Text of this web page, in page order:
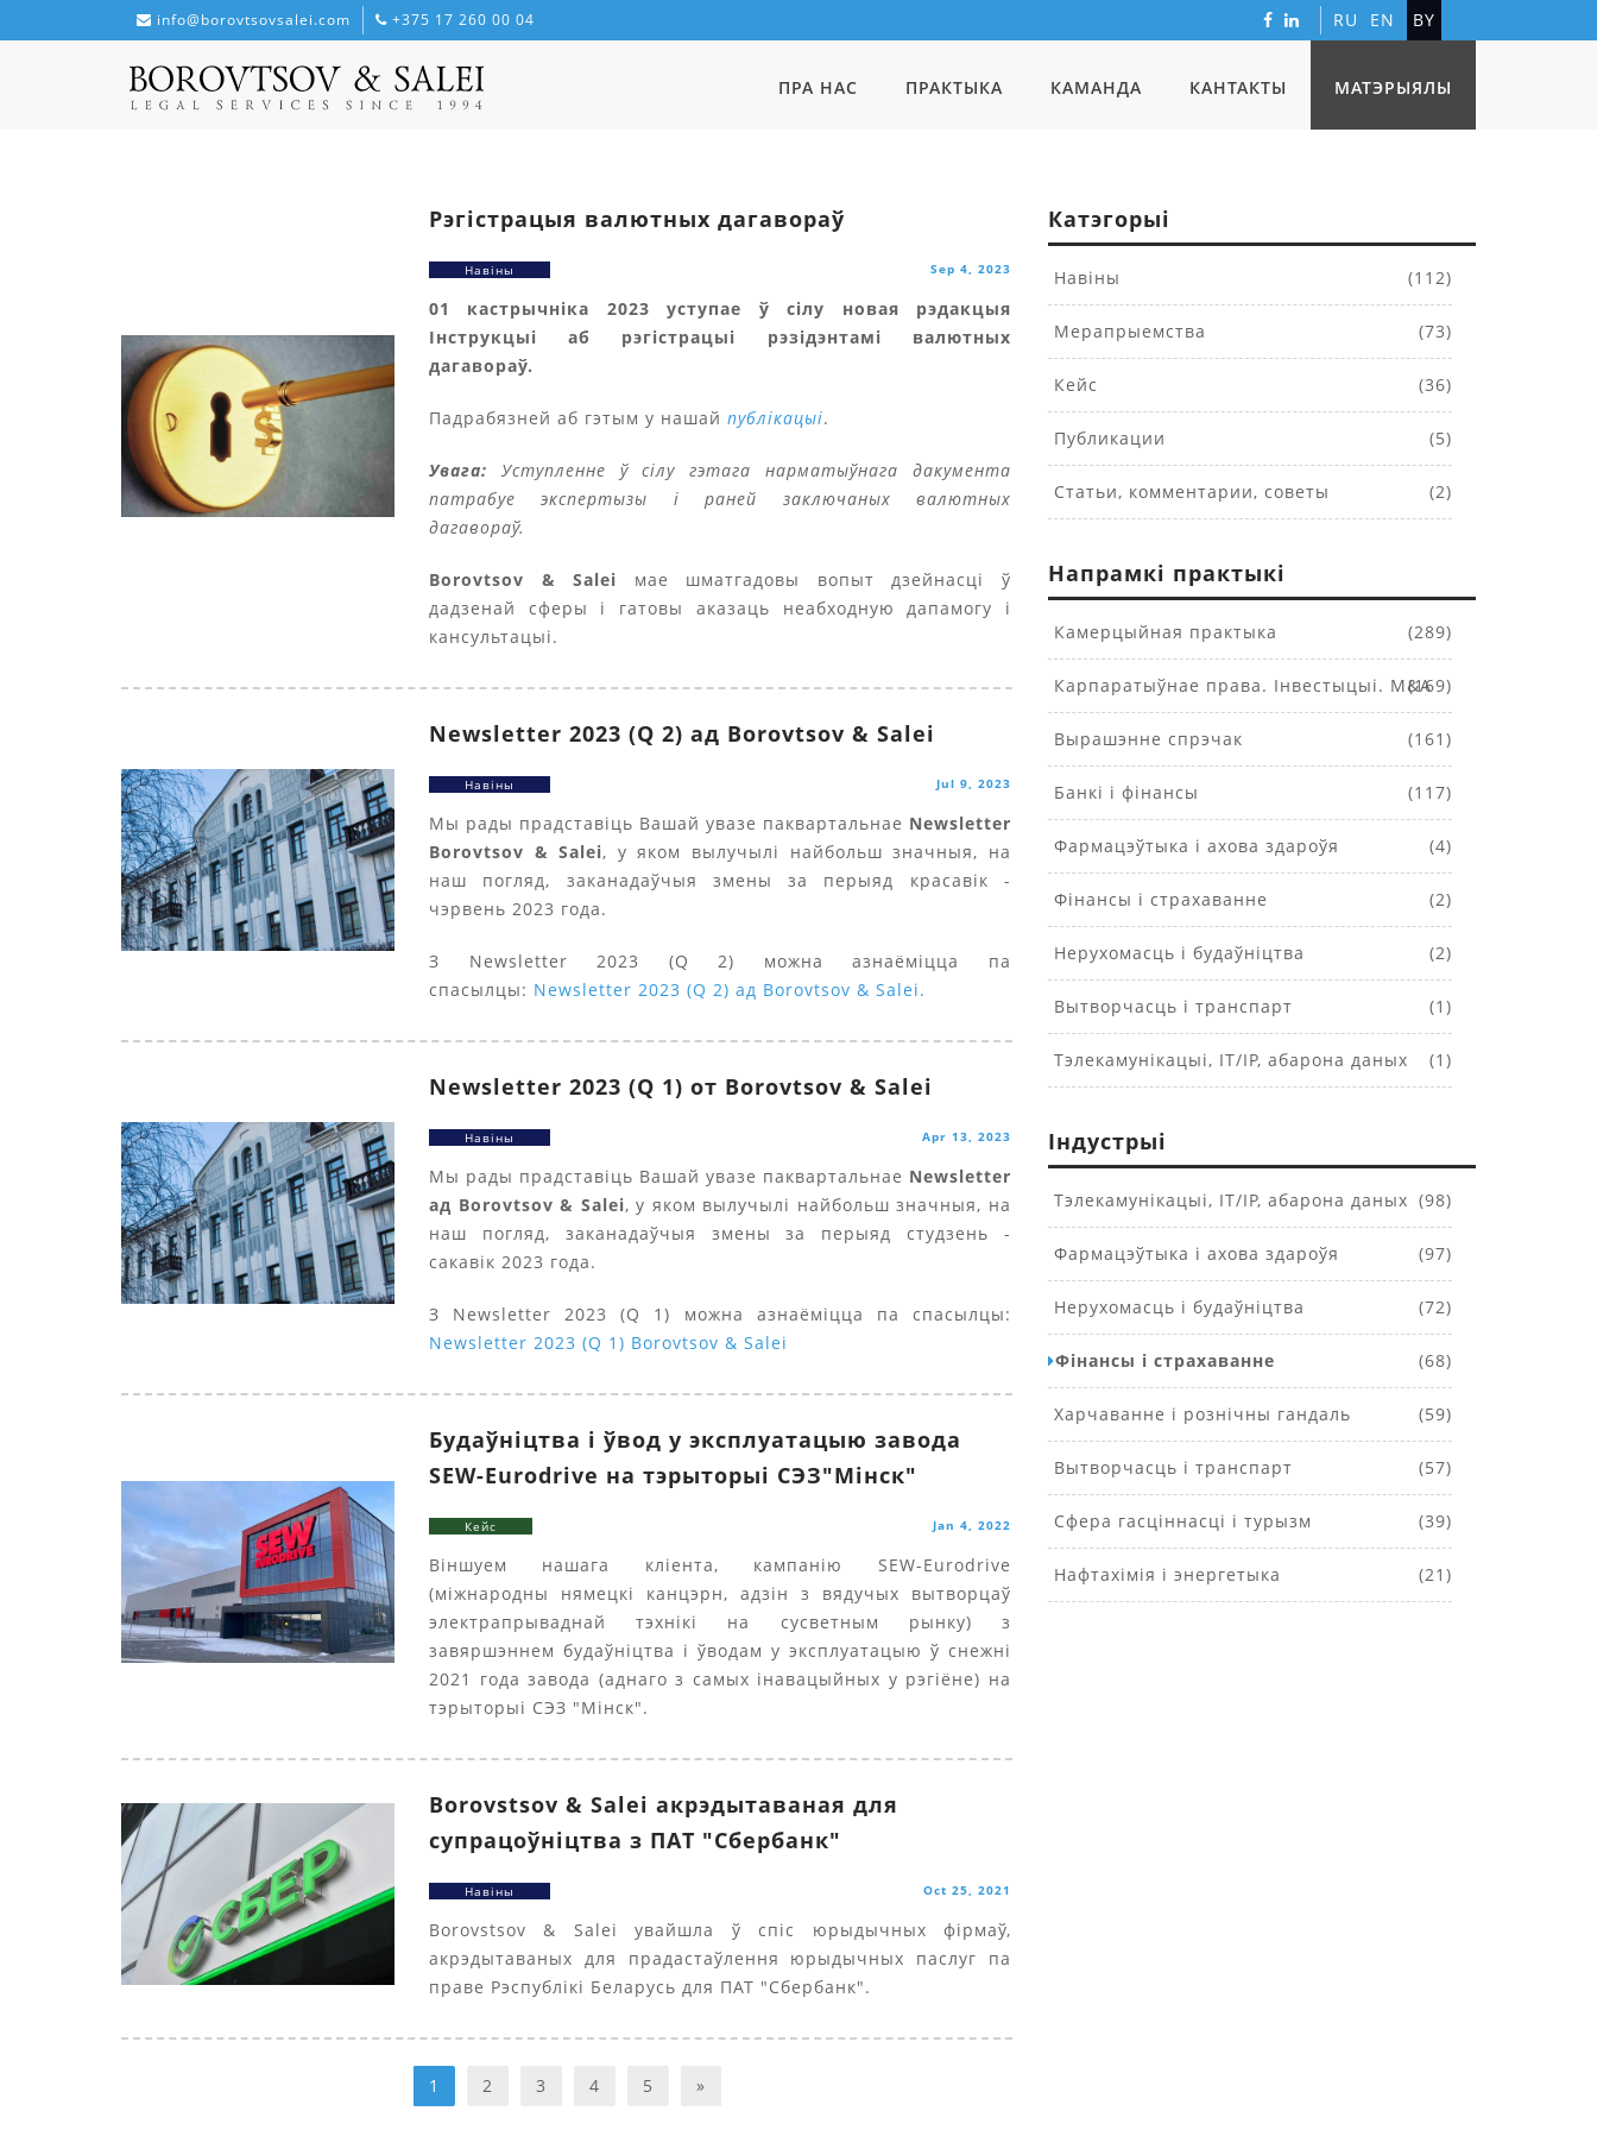
info@borovtsovsalei.com +375 17 260 00 04 RU EN BY
ПРА НАС ПРАКТЫКА КАМАНДА КАНТАКТЫ МАТЭРЫЯЛЫ
Рэгістрацыя валютных дагавораў
Навіны Sep 4, 2023
01 кастрычніка 2023 уступае ў сілу новая рэдакцыя
Інструкцыі аб рэгістрацыі рэзідэнтамі валютных
дагавораў.
Падрабязней аб гэтым у нашай публікацыі.
Увага: Уступленне ў сілу гэтага нарматыўнага дакумента
патрабуе экспертызы і раней заключаных валютных
дагавораў.
Borovtsov & Salei мае шматгадовы вопыт дзейнасці ў
дадзенай сферы і гатовы аказаць неабходную дапамогу і
кансультацыі.
Newsletter 2023 (Q 2) ад Borovtsov & Salei
Навіны Jul 9, 2023
Мы рады прадставіць Вашай увазе паквартальнае Newsletter
Borovtsov & Salei, у яком вылучылі найбольш значныя, на
наш погляд, заканадаўчыя змены за перыяд красавік -
чэрвень 2023 года.
З Newsletter 2023 (Q 2) можна азнаёміцца па
спасылцы: Newsletter 2023 (Q 2) ад Borovtsov & Salei.
Newsletter 2023 (Q 1) от Borovtsov & Salei
Навіны Apr 13, 2023
Мы рады прадставіць Вашай увазе паквартальнае Newsletter
ад Borovtsov & Salei, у яком вылучылі найбольш значныя, на
наш погляд, заканадаўчыя змены за перыяд студзень -
сакавік 2023 года.
З Newsletter 2023 (Q 1) можна азнаёміцца па спасылцы:
Newsletter 2023 (Q 1) Borovtsov & Salei
Будаўніцтва і ўвод у эксплуатацыю завода
SEW-Eurodrive на тэрыторыі СЭЗ"Мінск"
Кейс Jan 4, 2022
Віншуем нашага кліента, кампанію SEW-Eurodrive
(міжнародны нямецкі канцэрн, адзін з вядучых вытворцаў
электрапрываднай тэхнікі на сусветным рынку) з
завяршэннем будаўніцтва і ўводам у эксплуатацыю ў снежні
2021 года завода (аднаго з самых інавацыйных у рэгіёне) на
тэрыторыі СЭЗ "Мінск".
Borovstsov & Salei акрэдытаваная для
супрацоўніцтва з ПАT "Cбербанк"
Навіны Oct 25, 2021
Borovstsov & Salei увайшла ў спіс юрыдычных фірмаў,
акрэдытаваных для прадастаўлення юрыдычных паслуг па
праве Рэспублікі Беларусь для ПАТ "Сбербанк".
1 2 3 4 5 »
Катэгорыі
Навіны (112)
Мерапрыемства (73)
Кейс (36)
Публикации (5)
Статьи, комментарии, советы (2)
Напрамкі практыкі
Камерцыйная практыка (289)
Карпаратыўнае права. Інвестыцыі. M&A(169)
Вырашэнне спрэчак (161)
Банкі і фінансы (117)
Фармацэўтыка і ахова здароўя (4)
Фінансы і страхаванне (2)
Нерухомасць і будаўніцтва (2)
Вытворчасць і транспарт (1)
Тэлекамунікацыі, IT/IP, абарона даных (1)
Індустрыі
Тэлекамунікацыі, IT/IP, абарона даных (98)
Фармацэўтыка і ахова здароўя (97)
Нерухомасць і будаўніцтва (72)
Фінансы і страхаванне (68)
Харчаванне і рознічны гандаль (59)
Вытворчасць і транспарт (57)
Сфера гасціннасці і турызм (39)
Нафтахімія і энергетыка (21)